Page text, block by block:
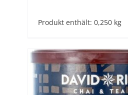
Produkt enthält: 0,250 kg